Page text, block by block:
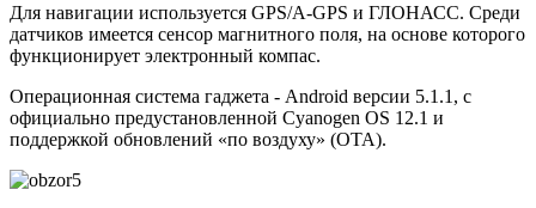
Для навигации используется GPS/A-GPS и ГЛОНАСС. Среди
датчиков имеется сенсор магнитного поля, на основе которого
функционирует электронный компас.
Операционная система гаджета - Android версии 5.1.1, с
официально предустановленной Cyanogen OS 12.1 и
поддержкой обновлений «по воздуху» (ОТА).